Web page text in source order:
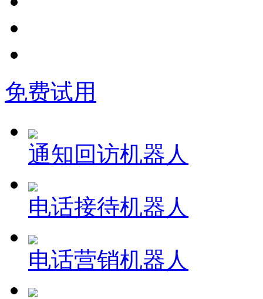
免费试用
通知回访机器人
电话接待机器人
电话营销机器人